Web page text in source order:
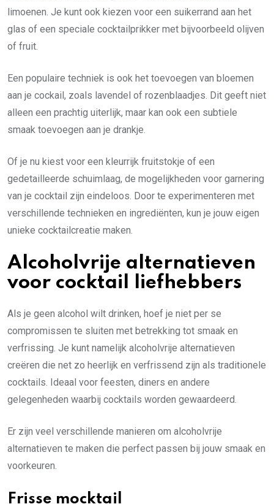
limoenen. Je kunt ook kiezen voor een suikerrand aan het
glas of een speciale cocktailprikker met bijvoorbeeld olijven
of fruit.
Een populaire techniek is ook het toevoegen van bloemen
aan je cockail, zoals lavendel of rozenblaadjes. Dit geeft niet
alleen een prachtig uiterlijk, maar kan ook een subtiele
smaak toevoegen aan je drankje.
Of je nu kiest voor een kleurrijk fruitstokje of een
gedetailleerde schuimlaag, de mogelijkheden voor garnering
van je cocktail zijn eindeloos. Door te experimenteren met
verschillende technieken en ingrediënten, kun je jouw eigen
unieke cocktailcreatie maken.
Alcoholvrije alternatieven
voor cocktail liefhebbers
Als je geen alcohol wilt drinken, hoef je niet per se
compromissen te sluiten met betrekking tot smaak en
verfrissing. Je kunt namelijk alcoholvrije alternatieven
creëren die net zo heerlijk en verfrissend zijn als traditionele
cocktails. Ideaal voor feesten, diners en andere
gelegenheden waarbij cocktails worden gewaardeerd.
Er zijn veel verschillende manieren om alcoholvrije
alternatieven te maken die perfect passen bij jouw smaak en
voorkeuren.
Frisse mocktail